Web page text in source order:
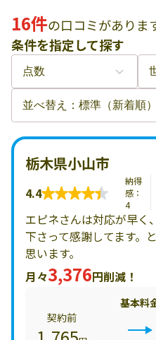
16件の口コミがありま
条件を指定して探す
栃木県小山市
4.4
納得
感：
4
エピネさんは対応が早く
下さって感謝してます。
思います。
月々3,376円削減！
基本料
契約前